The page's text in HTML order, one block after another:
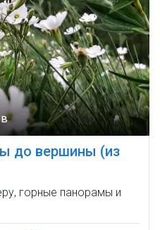
до вершины (из
горные панорамы и